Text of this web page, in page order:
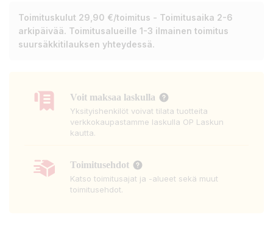
Toimituskulut 29,90 €/toimitus - Toimitusaika 2-6
arkipäivää. Toimitusalueille 1-3 ilmainen toimitus
suursäkkitilauksen yhteydessä.
Voit maksaa laskulla
Yksityishenkilöt voivat tilata tuotteita
verkkokaupastamme laskulla OP Laskun
kautta.
Toimitusehdot
Katso toimitusajat ja -alueet sekä muut
toimitusehdot.